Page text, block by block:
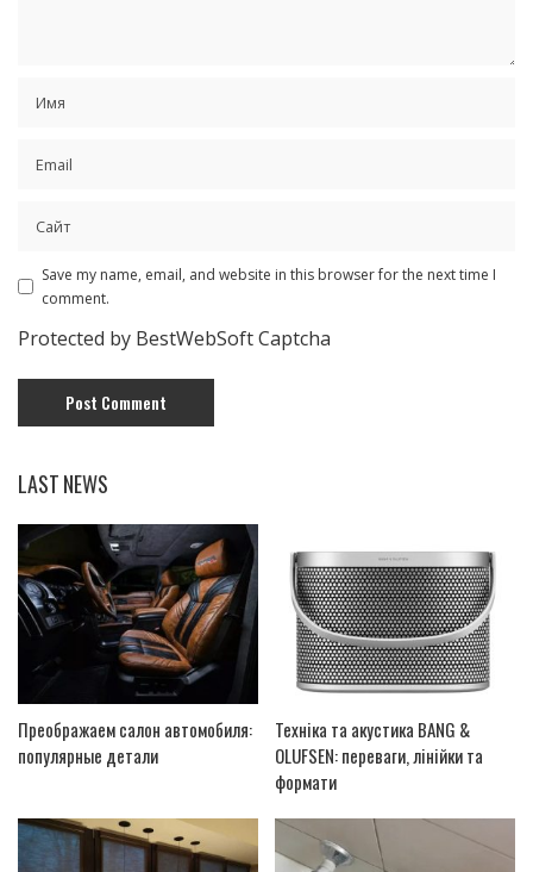
Save my name, email, and website in this browser for the next time I
comment.
Protected by BestWebSoft Captcha
LAST NEWS
Преображаем салон автомобиля:
популярные детали
Техніка та акустика BANG &
OLUFSEN: переваги, лінійки та
формати